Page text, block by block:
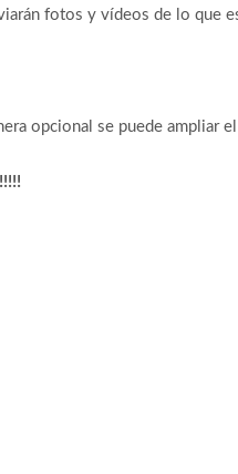
fotos y vídeos de lo que
opcional se puede ampliar